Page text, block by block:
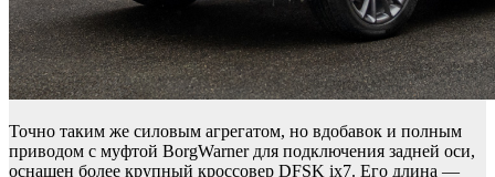
Точно таким же силовым агрегатом, но вдобавок и полным
приводом с муфтой BorgWarner для подключения задней оси,
оснащен более крупный кроссовер DFSK ix7. Его длина —